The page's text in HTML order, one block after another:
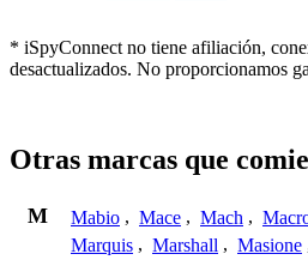
* iSpyConnect no tiene afiliación,
desactualizados. No proporcionamos
Otras marcas que
M Mabio , Mace , Mach ,
Marquis , Marshall , Masione